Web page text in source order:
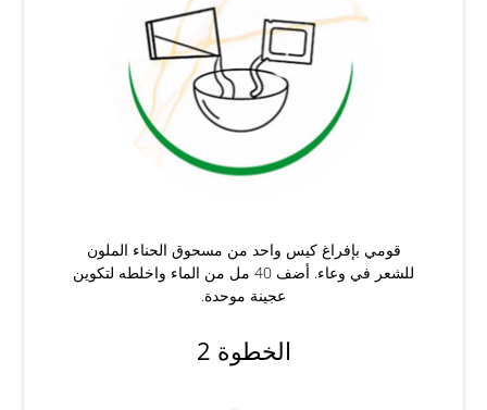
قومي بإفراغ كيس واحد من مسحوق الحناء الملون
للشعر في وعاء. أضف 40 مل من الماء واخلطه لتكوين
عجينة موحدة.
الخطوة 2